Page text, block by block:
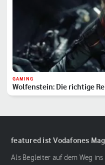
GAMING
Wolfenstein: Die richtige
featured ist Vodafones
Als Begleiter auf dem Weg